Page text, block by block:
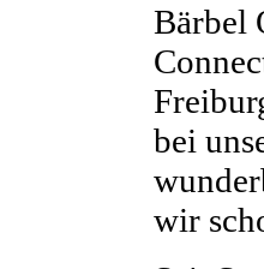
Bärbel
bei
wir